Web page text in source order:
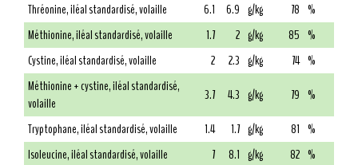
Thréonine, iléal standardisé, volaille
6.1 6.9 g/kg 78 %
Méthionine, iléal standardisé, volaille
1.7 2 g/kg 85 %
Cystine, iléal standardisé, volaille
2 2.3 g/kg 74 %
Méthionine + cystine, iléal standardisé,
volaille
3.7 4.3 g/kg 79 %
Tryptophane, iléal standardisé, volaille
1.4 1.7 g/kg 81 %
Isoleucine, iléal standardisé, volaille
7 8.1 g/kg 82 %